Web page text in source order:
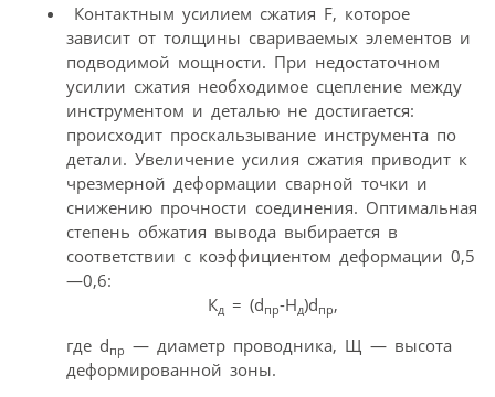
Контактным усилием сжатия F, которое
зависит от толщины свариваемых элементов и
подводимой мощности. При недостаточном
усилии сжатия необходимое сцепление между
инструментом и деталью не достигается:
происходит проскальзывание инструмента по
детали. Увеличение усилия сжатия приводит к
чрезмерной деформации сварной точки и
снижению прочности соединения. Оптимальная
степень обжатия вывода выбирается в
соответствии с коэффициентом деформации 0,5
—0,6:
Кд= (dпр-Нд)dпр,
где dпр — диаметр проводника, Щ — высота
деформированной зоны.